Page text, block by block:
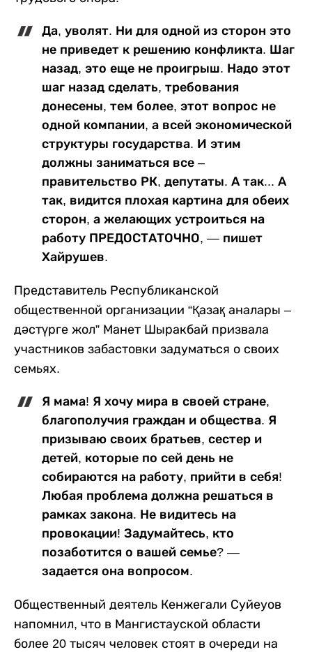
Да, уволят. Ни для одной из сторон это
не приведет к решению конфликта. Шаг
назад, это еще не проигрыш. Надо этот
шаг назад сделать, требования
донесены, тем более, этот вопрос не
одной компании, а всей экономической
структуры государства. И этим
должны заниматься все –
правительство РК, депутаты. А так... А
так, видится плохая картина для обеих
сторон, а желающих устроиться на
работу ПРЕДОСТАТОЧНО, — пишет
Хайрушев.
Представитель Республиканской
общественной организации “Қазақ аналары –
дәстүрге жол” Манет Шыракбай призвала
участников забастовки задуматься о своих
семьях.
Я мама! Я хочу мира в своей стране,
благополучия граждан и общества. Я
призываю своих братьев, сестер и
детей, которые по сей день не
собираются на работу, прийти в себя!
Любая проблема должна решаться в
рамках закона. Не видитесь на
провокации! Задумайтесь, кто
позаботится о вашей семье? —
задается она вопросом.
Общественный деятель Кенжегали Суйеуов
напомнил, что в Мангистауской области
более 20 тысяч человек стоят в очереди на